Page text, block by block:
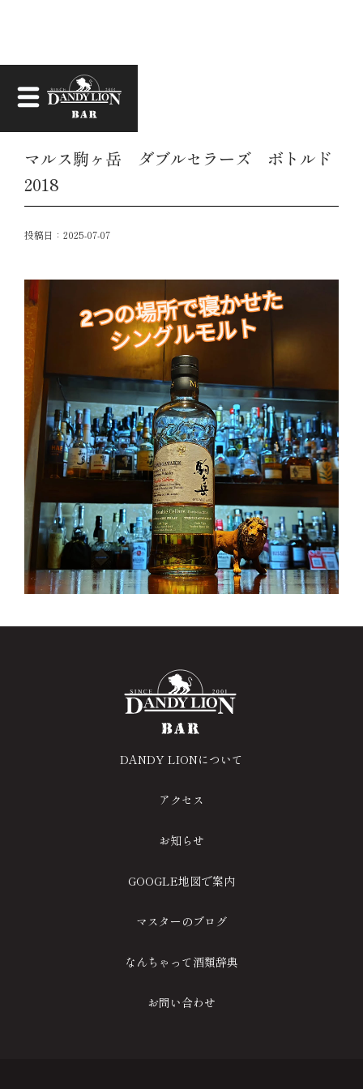
お知らせ
マルス駒ヶ岳 ダブルセラーズ ボトルド
2018
投稿日： 2025-07-07
DANDY LIONについて
アクセス
お知らせ
GOOGLE地図で案内
マスターのブログ
なんちゃって酒類辞典
お問い合わせ